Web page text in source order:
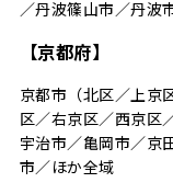
／丹波篠山市／丹波
【京都府】
京都市（北区／上京
区／右京区／西京区
宇治市／亀岡市／京
市／ほか全域